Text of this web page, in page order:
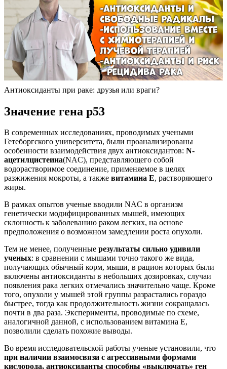
Антиоксиданты при раке: друзья или враги?
Значение гена p53
В современных исследованиях, проводимых учеными
Гетеборгского университета, были проанализированы
особенности взаимодействия двух антиоксидантов: N-
ацетилцистеина(NAC), представляющего собой
водорастворимое соединение, применяемое в целях
разжижения мокроты, а также витамина Е, растворяющего
жиры.
В рамках опытов ученые вводили NAC в организм
генетически модифицированных мышей, имеющих
склонность к заболеванию раком легких, на основе
предположения о возможном замедлении роста опухоли.
Тем не менее, полученные результаты сильно удивили
ученых: в сравнении с мышами точно такого же вида,
получающих обычный корм, мыши, в рацион которых были
включены антиоксиданты в небольших дозировках, случаи
появления рака легких отмечались значительно чаще. Кроме
того, опухоли у мышей этой группы разрастались гораздо
быстрее, тогда как продолжительность жизни сокращалась
почти в два раза. Эксперименты, проводимые по схеме,
аналогичной данной, с использованием витамина Е,
позволили сделать похожие выводы.
Во время исследовательской работы ученые установили, что
при наличии взаимосвязи с агрессивными формами
кислорода, антиоксиданты способны «выключать» ген